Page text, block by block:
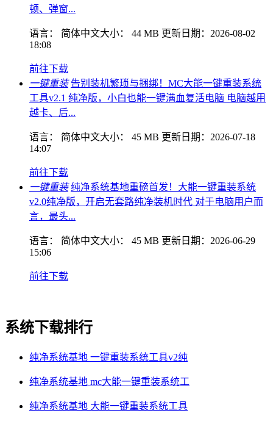
顿、弹窗...
语言： 简体中文大小： 44 MB 更新日期： 2026-08-02
18:08
前往下载
一键重装 告别装机繁琐与捆绑！MC大能一键重装系统
工具v2.1 纯净版，小白也能一键满血复活电脑 电脑越用
越卡、后...
语言： 简体中文大小： 45 MB 更新日期： 2026-07-18
14:07
前往下载
一键重装 纯净系统基地重磅首发！大能一键重装系统
v2.0纯净版，开启无套路纯净装机时代 对于电脑用户而
言，最头...
语言： 简体中文大小： 45 MB 更新日期： 2026-06-29
15:06
前往下载
系统下载排行
纯净系统基地 一键重装系统工具v2纯
纯净系统基地 mc大能一键重装系统工
纯净系统基地 大能一键重装系统工具